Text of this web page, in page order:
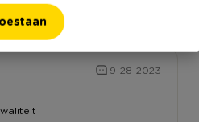
van 1 reviews
9-28-2023